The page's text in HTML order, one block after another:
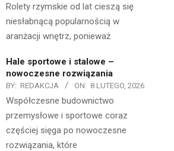
Rolety rzymskie od lat cieszą się
niesłabnącą popularnością w
aranżacji wnętrz, ponieważ
Hale sportowe i stalowe –
nowoczesne rozwiązania
BY: REDAKCJA ON: 8 LUTEGO, 2026
Współczesne budownictwo
przemysłowe i sportowe coraz
częściej sięga po nowoczesne
rozwiązania, które